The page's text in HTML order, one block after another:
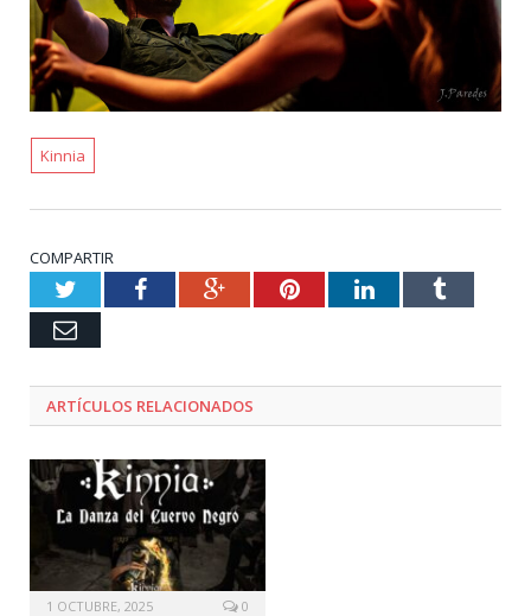
Kinnia
COMPARTIR
TwitterFacebookGoogle+PinterestLinkedInTumblr
Email
ARTÍCULOS RELACIONADOS
1 OCTUBRE, 2025 0